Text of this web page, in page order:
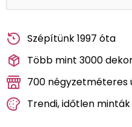
Szépítünk 1997 óta
Több mint 3000
700
Trendi, időtlen